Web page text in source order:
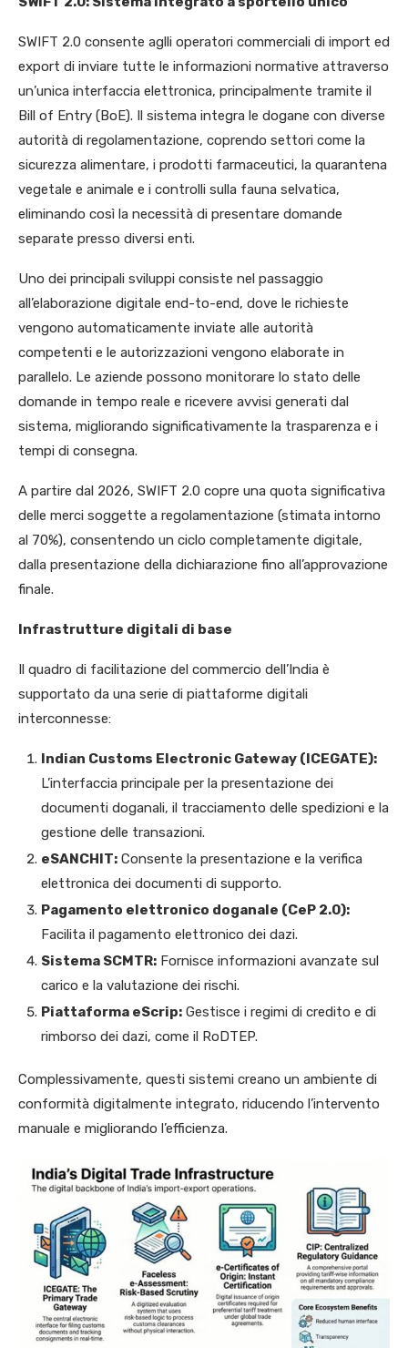
SWIFT 2.0 consente aglli operatori commerciali di import ed
export di inviare tutte le informazioni normative attraverso
un’unica interfaccia elettronica, principalmente tramite il
Bill of Entry (BoE). Il sistema integra le dogane con diverse
autorità di regolamentazione, coprendo settori come la
sicurezza alimentare, i prodotti farmaceutici, la quarantena
vegetale e animale e i controlli sulla fauna selvatica,
eliminando così la necessità di presentare domande
separate presso diversi enti.
Uno dei principali sviluppi consiste nel passaggio
all’elaborazione digitale end-to-end, dove le richieste
vengono automaticamente inviate alle autorità
competenti e le autorizzazioni vengono elaborate in
parallelo. Le aziende possono monitorare lo stato delle
domande in tempo reale e ricevere avvisi generati dal
sistema, migliorando significativamente la trasparenza e i
tempi di consegna.
A partire dal 2026, SWIFT 2.0 copre una quota significativa
delle merci soggette a regolamentazione (stimata intorno
al 70%), consentendo un ciclo completamente digitale,
dalla presentazione della dichiarazione fino all’approvazione
finale.
Infrastrutture digitali di base
Il quadro di facilitazione del commercio dell’India è
supportato da una serie di piattaforme digitali
interconnesse:
Indian Customs Electronic Gateway (ICEGATE):
L’interfaccia principale per la presentazione dei
documenti doganali, il tracciamento delle spedizioni e la
gestione delle transazioni.
eSANCHIT: Consente la presentazione e la verifica
elettronica dei documenti di supporto.
Pagamento elettronico doganale (CeP 2.0):
Facilita il pagamento elettronico dei dazi.
Sistema SCMTR: Fornisce informazioni avanzate sul
carico e la valutazione dei rischi.
Piattaforma eScrip: Gestisce i regimi di credito e di
rimborso dei dazi, come il RoDTEP.
Complessivamente, questi sistemi creano un ambiente di
conformità digitalmente integrato, riducendo l’intervento
manuale e migliorando l’efficienza.